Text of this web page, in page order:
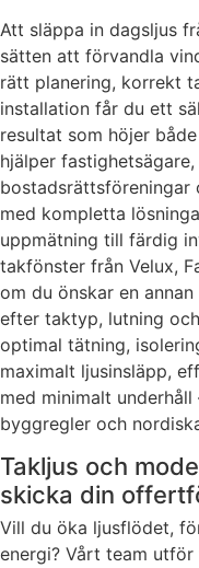
Att släppa in dagsljus
sätten att förvandla
rätt planering, korrekt
installation får du ett
resultat som höjer
hjälper
bostadsrättsföreningar
med kompletta
uppmätning till färdig
takfönster från Velux,
om du önskar en
efter taktyp, lutning
optimal tätning,
maximalt ljusinsläpp,
med minimalt
byggregler och
Takljus och
skicka din
Vill du öka ljusflödet,
energi? Vårt team